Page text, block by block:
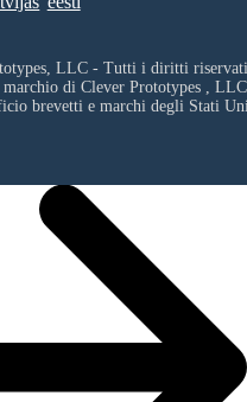
LLC - Tutti i diritti
marchio di Clever Prototypes , LLC
brevetti e marchi degli Stati